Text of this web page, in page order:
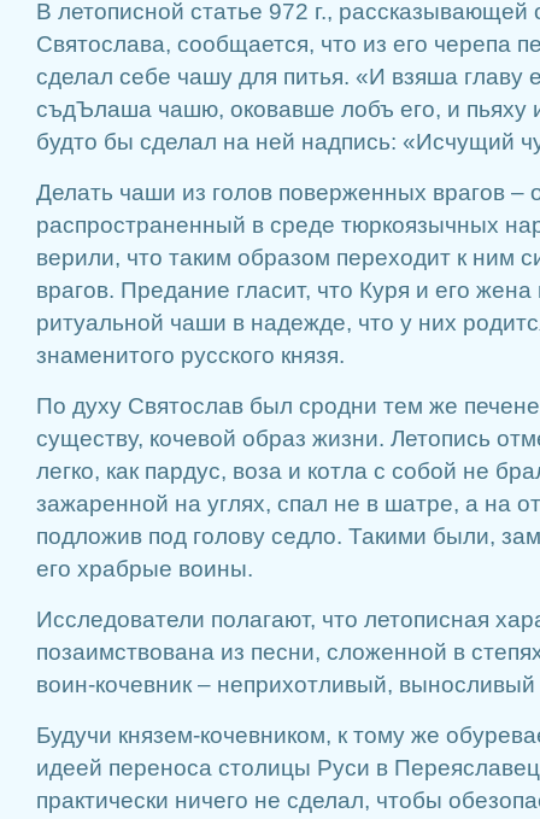
В летописной статье 972 г., рассказывающей
Святослава, сообщается, что из его черепа
сделал себе чашу для питья. «И взяша главу
съдЪлаша чашю, оковавше лобъ его, и пьяху
будто бы сделал на ней надпись: «Исчущий
Делать чаши из голов поверженных врагов –
распространенный в среде тюркоязычных
верили, что таким образом переходит к ним
врагов. Предание гласит, что Куря и его жена
ритуальной чаши в надежде, что у них
знаменитого русского князя.
По духу Святослав был сродни тем же
существу, кочевой образ жизни. Летопись
легко, как пардус, воза и котла с собой не
зажаренной на углях, спал не в шатре, а на
подложив под голову седло. Такими были,
его храбрые воины.
Исследователи полагают, что летописная
позаимствована из песни, сложенной в
воин-кочевник – неприхотливый,
Будучи князем-кочевником, к тому же
идеей переноса столицы Руси в
практически ничего не сделал, чтобы